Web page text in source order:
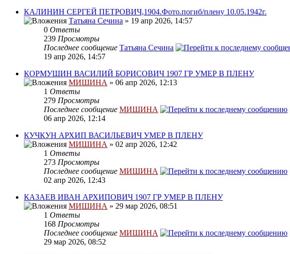
КАЛИНИН СЕРГЕЙ ПЕТРОВИЧ,1904.Фото.погиб/плену 10.05.1942г.
Татьяна Сечина » 19 апр 2026, 14:57
0 Ответы
239 Просмотры
Последнее сообщение Татьяна Сечина
19 апр 2026, 14:57
КОРМУШИН ВАСИЛИЙ БОРИСОВИЧ 1907 ГР УМЕР В ПЛЕНУ
МИШИНА » 06 апр 2026, 12:13
1 Ответы
279 Просмотры
Последнее сообщение МИШИНА
06 апр 2026, 12:14
КУЧКУН АРХИП ВАСИЛЬЕВИЧ УМЕР В ПЛЕНУ
МИШИНА » 02 апр 2026, 12:42
1 Ответы
273 Просмотры
Последнее сообщение МИШИНА
02 апр 2026, 12:43
КАЗАЕВ ИВАН АРХИПОВИЧ 1907 ГР УМЕР В ПЛЕНУ
МИШИНА » 29 мар 2026, 08:51
1 Ответы
168 Просмотры
Последнее сообщение МИШИНА
29 мар 2026, 08:52